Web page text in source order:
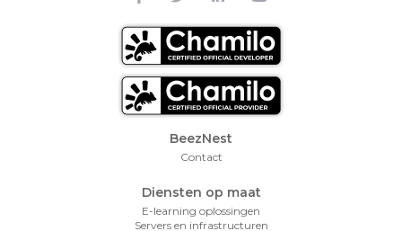
Footer MenuBeezNest
Contact
Diensten op maat
E-learning oplossingen
Servers en infrastructuren